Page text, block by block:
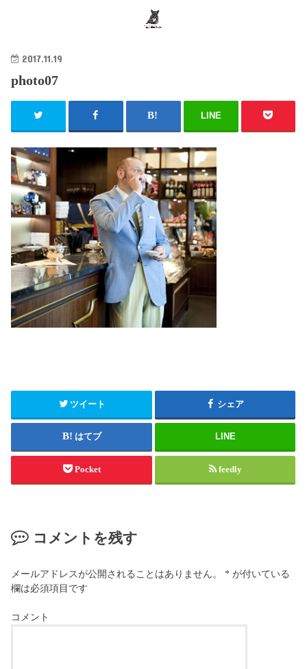
2017.11.19
photo07
LINE
ツイート シェア
はてブ LINE
Pocket feedly
コメントを残す
メールアドレスが公開されることはありません。 * が付いている
欄は必須項目です
コメント